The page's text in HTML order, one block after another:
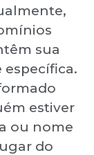
sua
específica.
estiver
ou nome
do